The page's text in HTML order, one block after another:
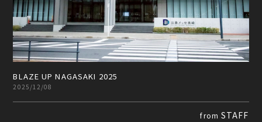
BLAZE UP NAGASAKI 2025
2025/12/08
from STAFF